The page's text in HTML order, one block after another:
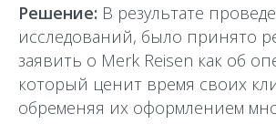
Решение: В результате
исследований, было принято
заявить о Merk Reisen как об
который ценит время своих
обременяя их оформлением